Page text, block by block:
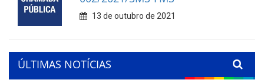
13 de outubro de 2021
ÚLTIMAS NOTÍCIAS